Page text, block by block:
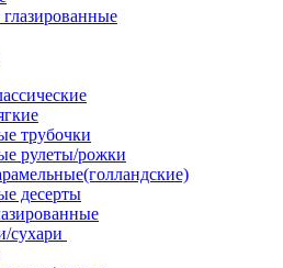
трубочки
рулеты/рожки
десерты
сухари